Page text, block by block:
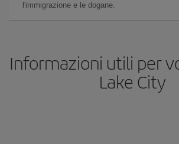
l'immigrazione e le dogane.
Informazioni utili per
Lake City